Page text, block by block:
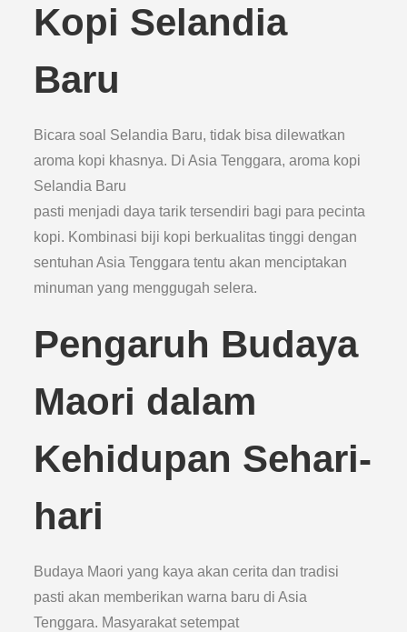
Kopi Selandia
Baru
Bicara soal Selandia Baru, tidak bisa dilewatkan
aroma kopi khasnya. Di Asia Tenggara, aroma kopi
Selandia Baru
pasti menjadi daya tarik tersendiri bagi para pecinta
kopi. Kombinasi biji kopi berkualitas tinggi dengan
sentuhan Asia Tenggara tentu akan menciptakan
minuman yang menggugah selera.
Pengaruh Budaya
Maori dalam
Kehidupan Sehari-
hari
Budaya Maori yang kaya akan cerita dan tradisi
pasti akan memberikan warna baru di Asia
Tenggara. Masyarakat setempat